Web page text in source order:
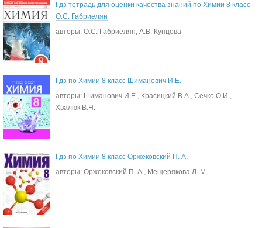
Гдз тетрадь для оценки качества знаний по Химии 8 класс
О.С. Габриелян
авторы: О.С. Габриелян, А.В. Купцова
Гдз по Химии 8 класс Шиманович И.Е.
авторы: Шиманович И.Е., Красицкий В.А., Сечко О.И.,
Хвалюк В.Н.
Гдз по Химии 8 класс Оржековский П. А.
авторы: Оржековский П. А., Мещерякова Л. М.